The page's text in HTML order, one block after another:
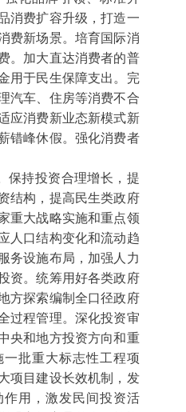
消费扩容升级，打造一
费新场景。培育国际消
。加大直达消费者的普
用于民生保障支出。完
汽车、住房等消费不合
应消费新业态新模式新
错峰休假。强化消费者
保持投资合理增长，提
结构，提高民生类政府
重大战略实施和重点领
人口结构变化和流动趋
务设施布局，加强人力
资。统筹用好各类政府
方探索编制全口径政府
过程管理。深化投资审
央和地方投资方向和重
批重大标志性工程项
项目建设长效机制，发
用，激发民间投资活